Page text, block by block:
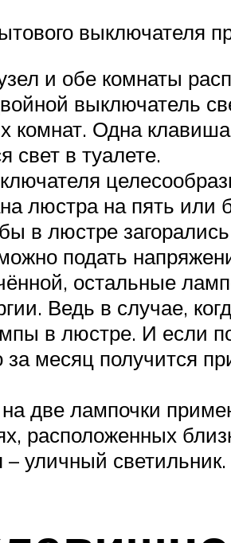
выключателя
и обе комнаты
выключатель
комнат. Одна
свет в туалете.
люстра на пять или
в люстре
подать
остальные
Ведь в случае,
в люстре. И если
за месяц получится
две лампочки
расположенных
– уличный светильник.